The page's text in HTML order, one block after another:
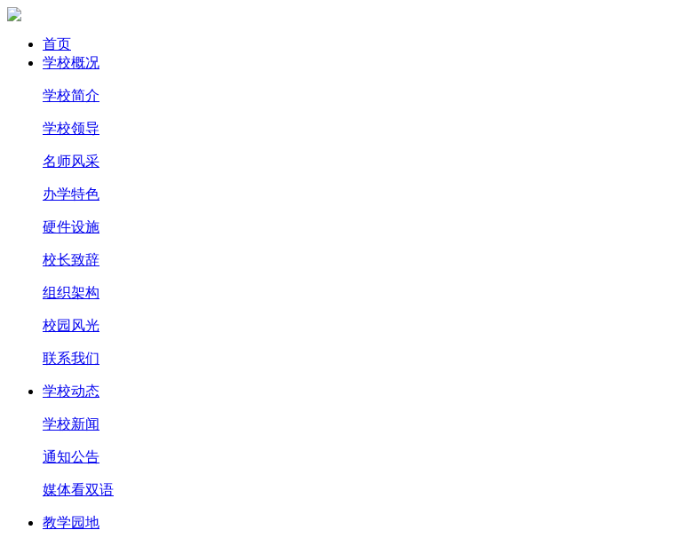
首页
学校概况
学校简介
学校领导
名师风采
办学特色
硬件设施
校长致辞
组织架构
校园风光
联系我们
学校动态
学校新闻
通知公告
媒体看双语
教学园地